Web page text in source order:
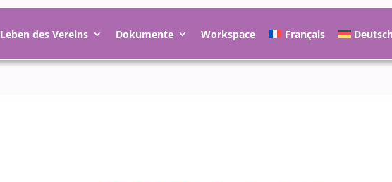
Leben des Vereins Dokumente Workspace Français Deutsch